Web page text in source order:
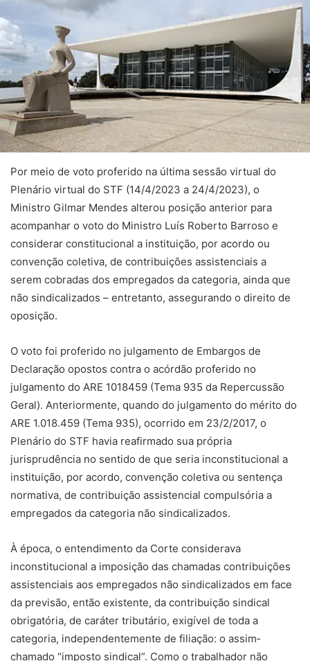
Por meio de voto proferido na última sessão virtual do
Plenário virtual do STF (14/4/2023 a 24/4/2023), o
Ministro Gilmar Mendes alterou posição anterior para
acompanhar o voto do Ministro Luís Roberto Barroso e
considerar constitucional a instituição, por acordo ou
convenção coletiva, de contribuições assistenciais a
serem cobradas dos empregados da categoria, ainda que
não sindicalizados – entretanto, assegurando o direito de
oposição.
O voto foi proferido no julgamento de Embargos de
Declaração opostos contra o acórdão proferido no
julgamento do ARE 1018459 (Tema 935 da Repercussão
Geral). Anteriormente, quando do julgamento do mérito do
ARE 1.018.459 (Tema 935), ocorrido em 23/2/2017, o
Plenário do STF havia reafirmado sua própria
jurisprudência no sentido de que seria inconstitucional a
instituição, por acordo, convenção coletiva ou sentença
normativa, de contribuição assistencial compulsória a
empregados da categoria não sindicalizados.
À época, o entendimento da Corte considerava
inconstitucional a imposição das chamadas contribuições
assistenciais aos empregados não sindicalizados em face
da previsão, então existente, da contribuição sindical
obrigatória, de caráter tributário, exigível de toda a
categoria, independentemente de filiação: o assim‐
chamado “imposto sindical”. Como o trabalhador não